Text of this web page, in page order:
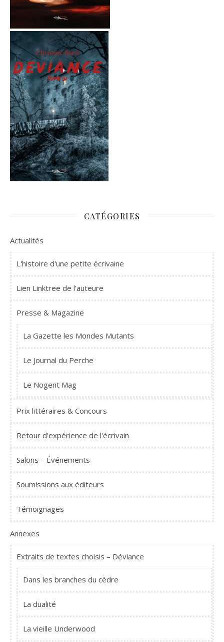
CATÉGORIES
Actualités
L'histoire d'une petite écrivaine
Lien Linktree de l'auteure
Presse & Magazine
La Gazette les Mondes Mutants
Le Journal du Perche
Le Nogent Mag
Prix littéraires & Concours
Retour d'expérience de l'écrivain
Salons – Événements
Soumissions aux éditeurs
Témoignages
Annexes
Extraits de textes choisis – Déviance
Dans les branches du cèdre
La dualité
La vieille Underwood